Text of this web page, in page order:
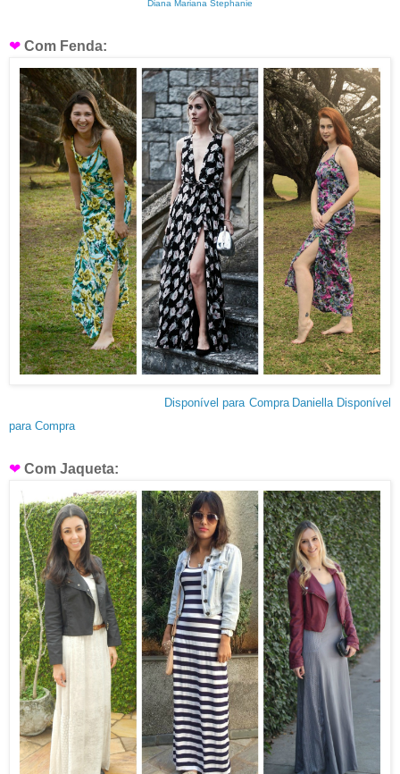
Diana Mariana Stephanie
❤ Com Fenda:
Disponível para Compra Daniella Disponível
para Compra
❤ Com Jaqueta: